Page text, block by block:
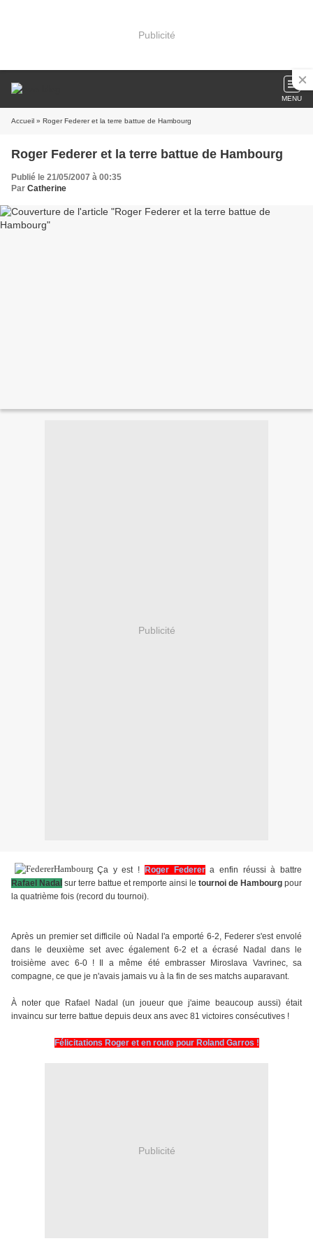
Publicité
MENU
Accueil » Roger Federer et la terre battue de Hambourg
Roger Federer et la terre battue de Hambourg
Publié le 21/05/2007 à 00:35
Par Catherine
Publicité
Ça y est ! Roger Federera enfin réussi à battre
Rafael Nadal sur terre battue et remporte ainsi le tournoi de Hambourg pour
la quatrième fois (record du tournoi).
Après un premier set difficile où Nadal l'a emporté 6-2, Federer s'est envolé
dans le deuxième set avec également 6-2 et a écrasé Nadal dans le
troisième avec 6-0 ! Il a même été embrasser Miroslava Vavrinec, sa
compagne, ce que je n'avais jamais vu à la fin de ses matchs auparavant.
À noter que Rafael Nadal (un joueur que j'aime beaucoup aussi) était
invaincu sur terre battue depuis deux ans avec 81 victoires consécutives !
Félicitations Roger et en route pour Roland Garros !
Publicité